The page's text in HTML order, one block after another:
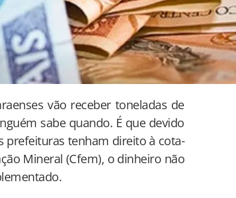
vão receber toneladas de
sabe quando. É que devido
prefeituras tenham direito à cota-
Mineral (Cfem), o dinheiro não